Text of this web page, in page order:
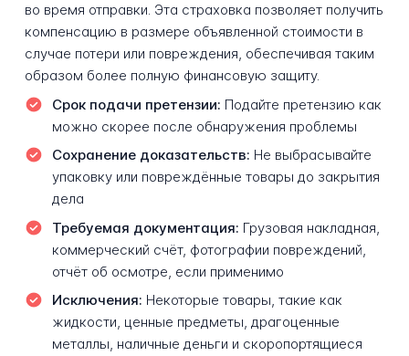
во время отправки. Эта страховка позволяет получить
компенсацию в размере объявленной стоимости в
случае потери или повреждения, обеспечивая таким
образом более полную финансовую защиту.
Срок подачи претензии: Подайте претензию как
можно скорее после обнаружения проблемы
Сохранение доказательств: Не выбрасывайте
упаковку или повреждённые товары до закрытия
дела
Требуемая документация: Грузовая накладная,
коммерческий счёт, фотографии повреждений,
отчёт об осмотре, если применимо
Исключения: Некоторые товары, такие как
жидкости, ценные предметы, драгоценные
металлы, наличные деньги и скоропортящиеся